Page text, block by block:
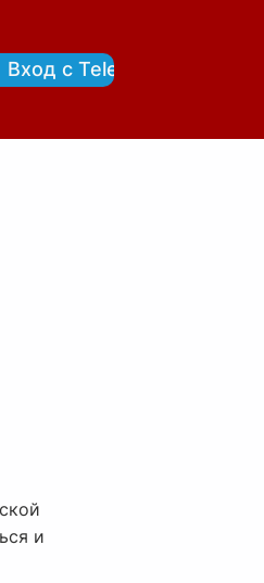
Вход с Telegram
и